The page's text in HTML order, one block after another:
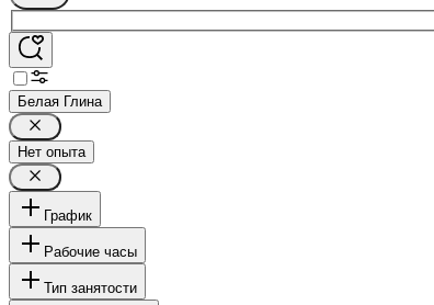
Белая Глина
Нет опыта
График
Рабочие часы
Тип занятости